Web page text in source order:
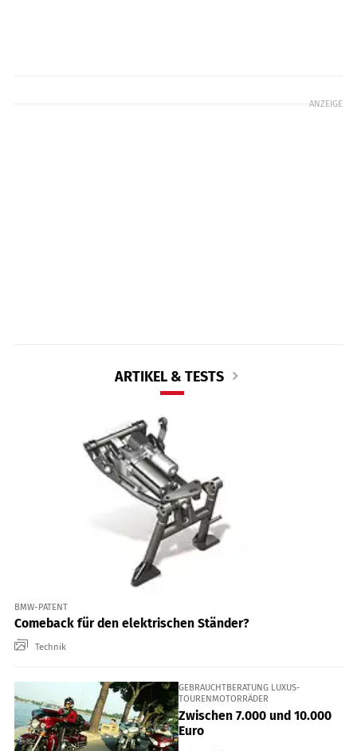
ANZEIGE
ARTIKEL & TESTS
BMW-PATENT
Comeback für den elektrischen Ständer?
Technik
GEBRAUCHTBERATUNG LUXUS-
TOURENMOTORRÄDER
Zwischen 7.000 und 10.000
Euro